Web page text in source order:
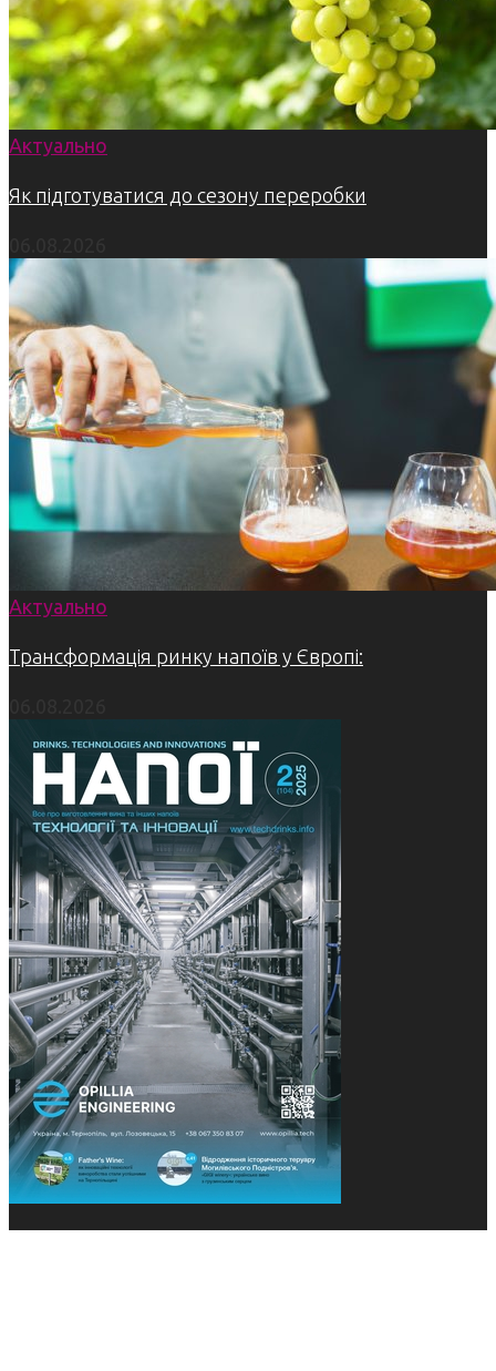
Актуально
Як підготуватися до сезону переробки
Актуально
Трансформація ринку напоїв у Європі: